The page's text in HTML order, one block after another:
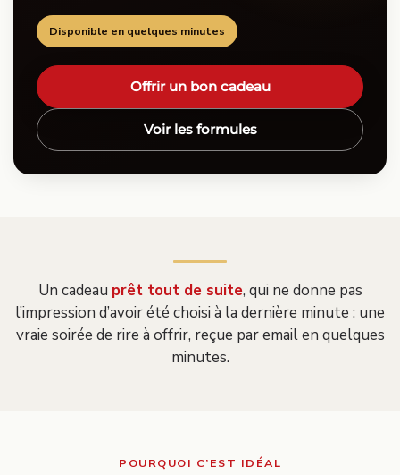
Disponible en quelques minutes
Offrir un bon cadeau
Voir les formules
Un cadeau prêt tout de suite, qui ne donne pas
l’impression d’avoir été choisi à la dernière minute : une
vraie soirée de rire à offrir, reçue par email en quelques
minutes.
POURQUOI C’EST IDÉAL